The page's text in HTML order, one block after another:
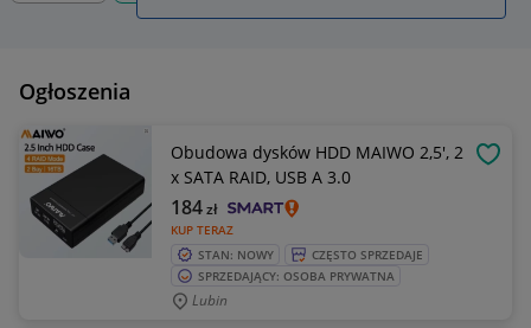
Ogłoszenia
Obudowa dysków HDD MAIWO 2,5', 2
x SATA RAID, USB A 3.0
KUP TERAZ
184zł
STAN: NOWY
CZĘSTO SPRZEDAJE
SPRZEDAJĄCY: OSOBA PRYWATNA
Lubin